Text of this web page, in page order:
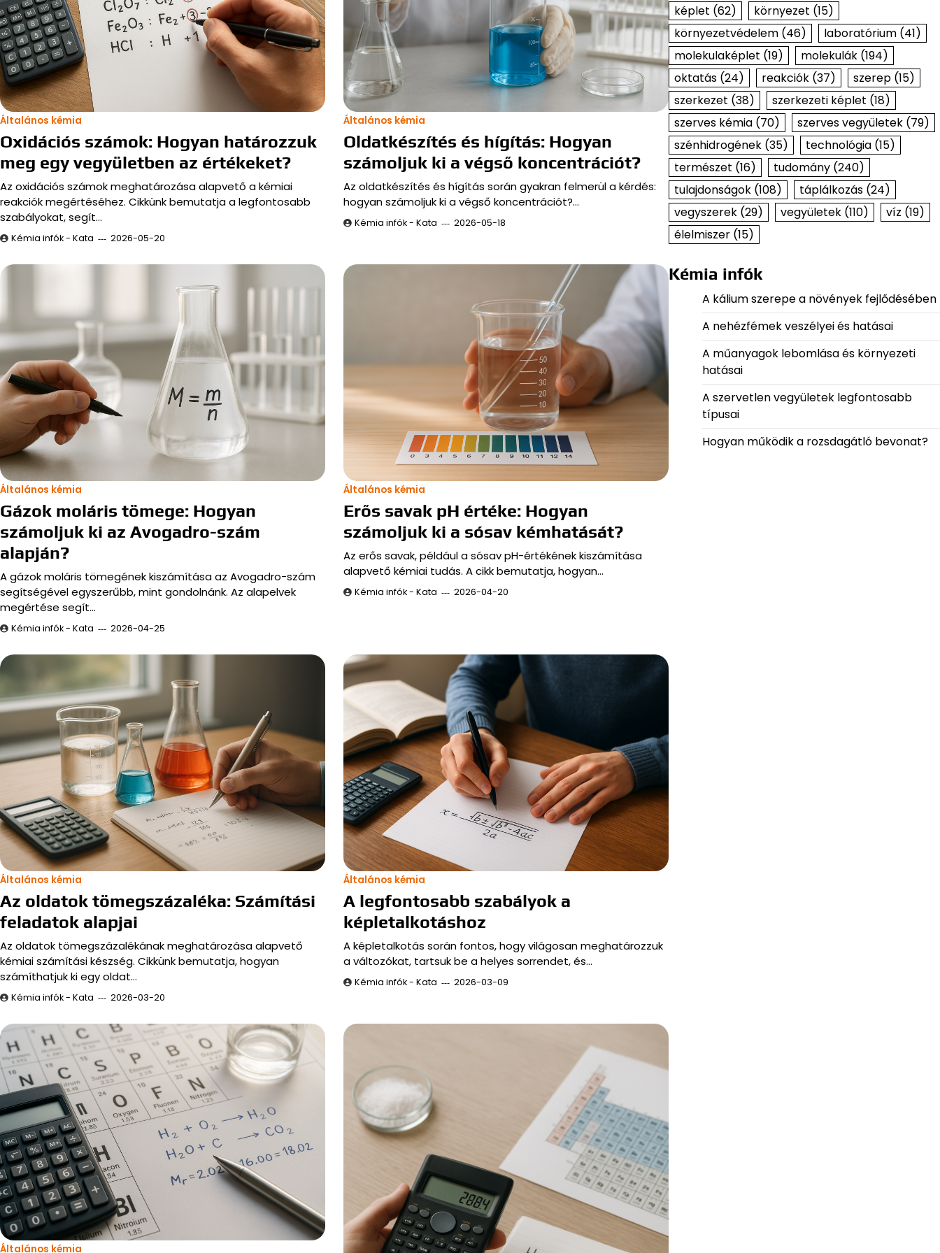
Általános kémia
Oxidációs számok: Hogyan határozzuk
meg egy vegyületben az értékeket?
Az oxidációs számok meghatározása alapvető a kémiai
reakciók megértéséhez. Cikkünk bemutatja a legfontosabb
szabályokat, segít…
Kémia infók - Kata 2026-05-20
Általános kémia
Oldatkészítés és hígítás: Hogyan
számoljuk ki a végső koncentrációt?
Az oldatkészítés és hígítás során gyakran felmerül a kérdés:
hogyan számoljuk ki a végső koncentrációt?…
Kémia infók - Kata 2026-05-18
Általános kémia
Gázok moláris tömege: Hogyan
számoljuk ki az Avogadro-szám
alapján?
A gázok moláris tömegének kiszámítása az Avogadro-szám
segítségével egyszerűbb, mint gondolnánk. Az alapelvek
megértése segít…
Kémia infók - Kata 2026-04-25
Általános kémia
Erős savak pH értéke: Hogyan
számoljuk ki a sósav kémhatását?
Az erős savak, például a sósav pH-értékének kiszámítása
alapvető kémiai tudás. A cikk bemutatja, hogyan…
Kémia infók - Kata 2026-04-20
Általános kémia
Az oldatok tömegszázaléka: Számítási
feladatok alapjai
Az oldatok tömegszázalékának meghatározása alapvető
kémiai számítási készség. Cikkünk bemutatja, hogyan
számíthatjuk ki egy oldat…
Kémia infók - Kata 2026-03-20
Általános kémia
A legfontosabb szabályok a
képletalkotáshoz
A képletalkotás során fontos, hogy világosan meghatározzuk
a változókat, tartsuk be a helyes sorrendet, és…
Kémia infók - Kata 2026-03-09
Általános kémia
képlet (62) környezet (15)
környezetvédelem(46) laboratórium(41)
molekulaképlet (19) molekulák(194)
oktatás(24) reakciók(37) szerep(15)
szerkezet (38) szerkezeti képlet (18)
szerves kémia(70) szerves vegyületek(79)
szénhidrogének(35) technológia(15)
természet (16) tudomány(240)
tulajdonságok(108) táplálkozás(24)
vegyszerek(29) vegyületek(110) víz (19)
élelmiszer(15)
Kémia infók
A kálium szerepe a növények fejlődésében
A nehézfémek veszélyei és hatásai
A műanyagok lebomlása és környezeti
hatásai
A szervetlen vegyületek legfontosabb
típusai
Hogyan működik a rozsdagátló bevonat?